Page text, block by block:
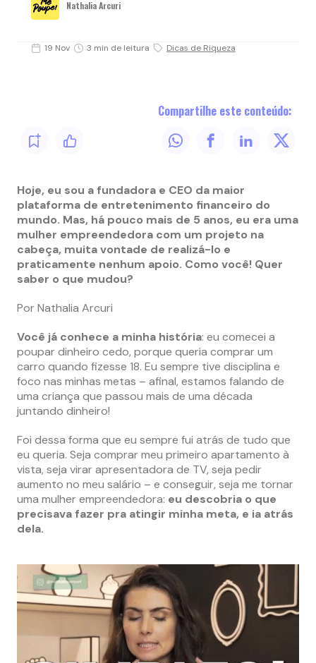
Nathalia Arcuri
19 Nov 3 min de leitura Dicas de Riqueza
Compartilhe este conteúdo:
Hoje, eu sou a fundadora e CEO da maior
plataforma de entretenimento financeiro do
mundo. Mas, há pouco mais de 5 anos, eu era uma
mulher empreendedora com um projeto na
cabeça, muita vontade de realizá-lo e
praticamente nenhum apoio. Como você! Quer
saber o que mudou?
Por Nathalia Arcuri
Você já conhece a minha história: eu comecei a
poupar dinheiro cedo, porque queria comprar um
carro quando fizesse 18. Eu sempre tive disciplina e
foco nas minhas metas – afinal, estamos falando de
uma criança que passou mais de uma década
juntando dinheiro!
Foi dessa forma que eu sempre fui atrás de tudo que
eu queria. Seja comprar meu primeiro apartamento à
vista, seja virar apresentadora de TV, seja pedir
aumento no meu salário – e conseguir, seja me tornar
uma mulher empreendedora: eu descobria o que
precisava fazer pra atingir minha meta, e ia atrás
dela.